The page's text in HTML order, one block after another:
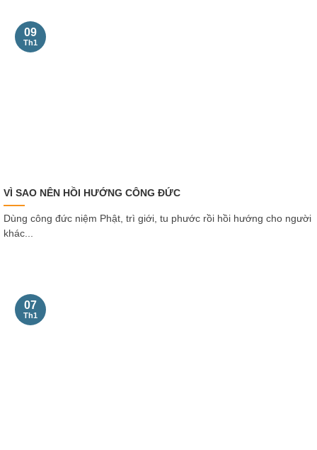
VÌ SAO NÊN HỒI HƯỚNG CÔNG ĐỨC
Dùng công đức niệm Phật, trì giới, tu phước rồi hồi hướng cho người
khác...
09
Th1
07
Th1